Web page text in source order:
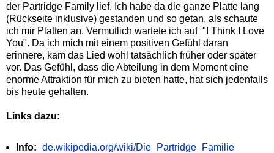
der Partridge Family lief. Ich habe da die ganze Platte lang
(Rückseite inklusive) gestanden und so getan, als schaute
ich mir Platten an. Vermutlich wartete ich auf "I Think I Love
You". Da ich mich mit einem positiven Gefühl daran
erinnere, kam das Lied wohl tatsächlich früher oder später
vor. Das Gefühl, dass die Abteilung in dem Moment eine
enorme Attraktion für mich zu bieten hatte, hat sich jedenfalls
bis heute gehalten.
Links dazu:
Info: de.wikipedia.org/wiki/Die_Partridge_Familie